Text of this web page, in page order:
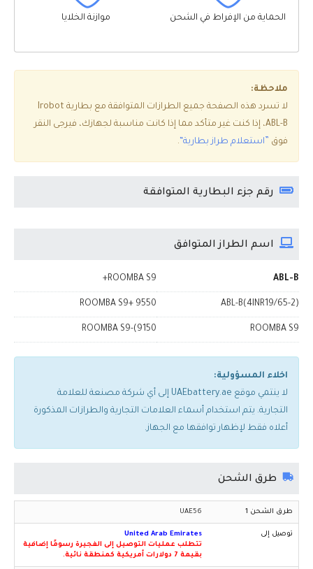
الحماية من الإفراط في الشحن موازنة الخلايا
ملاحظة:
لا تسرد هذه الصفحة جميع الطرازات المتوافقة مع بطارية Irobot
ABL-B، إذا كنت غير متأكد مما إذا كانت مناسبة لجهازك، فيرجى النقر
فوق ”استعلام طراز بطارية“.
رقم جزء البطارية المتوافقة
اسم الطراز المتوافق
ABL-B
ROOMBA S9+
ABL-B(4INR19/65-2)
ROOMBA S9+ 9550
ROOMBA S9
ROOMBA S9-(9150
اخلاء المسؤولية:
لا ينتمي موقع UAEbattery.ae إلى أي شركة مصنعة للعلامة
التجارية. يتم استخدام أسماء العلامات التجارية والطرازات المذكورة
أعلاه فقط لإظهار توافقها مع الجهاز.
طرق الشحن
UAE56
United Arab Emirates
تتطلب عمليات التوصيل إلى الفجيرة رسومًا إضافية
بقيمة 7 دولارات أمريكية كمنطقة نائية.